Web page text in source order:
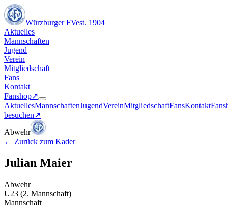
Würzburger FVest. 1904
Aktuelles
Mannschaften
Jugend
Verein
Mitgliedschaft
Fans
Kontakt
Fanshop↗︎
AktuellesMannschaftenJugendVereinMitgliedschaftFansKontakt
besuchen↗︎
Abwehr
← Zurück zum Kader
Julian Maier
Abwehr
U23 (2. Mannschaft)
Mannschaft